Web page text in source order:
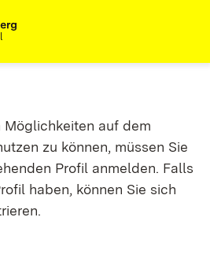
auf dem
zu können, müssen Sie
Profil anmelden. Falls
haben, können Sie sich